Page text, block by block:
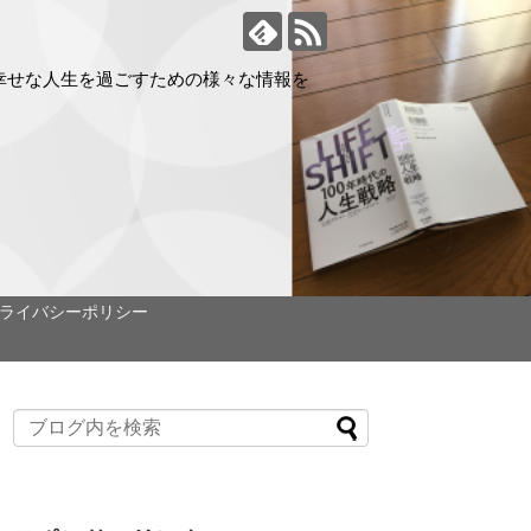
な人生を過ごすための様々な情報を
イバシーポリシー